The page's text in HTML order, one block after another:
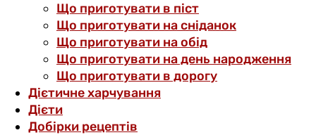
Що приготувати в піст
Що приготувати на сніданок
Що приготувати на обід
Що приготувати на день народження
Що приготувати в дорогу
Дієтичне харчування
Дієти
Добірки рецептів